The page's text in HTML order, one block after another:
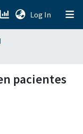
Log In (current)
pacientes